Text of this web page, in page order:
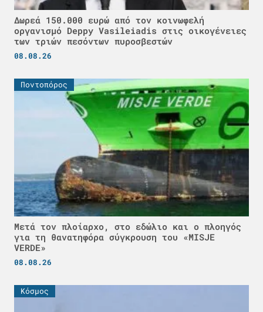
Δωρεά 150.000 ευρώ από τον κοινωφελή
οργανισμό Deppy Vasileiadis στις οικογένειες
των τριών πεσόντων πυροσβεστών
08.08.26
Ποντοπόρος
Μετά τον πλοίαρχο, στο εδώλιο και ο πλοηγός
για τη θανατηφόρα σύγκρουση του «MISJE
VERDE»
08.08.26
Κόσμος